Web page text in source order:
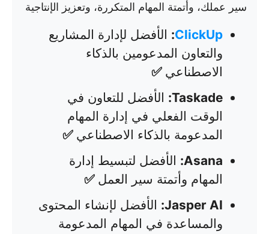
سير عملك، وأتمتة المهام المتكررة، وتعزيز الإنتاجية
ClickUp
: الأفضل لإدارة المشاريع
والتعاون المدعومين بالذكاء
الاصطناعي ✅
Taskade: الأفضل للتعاون في
الوقت الفعلي في إدارة المهام
المدعومة بالذكاء الاصطناعي ✅
Asana: الأفضل لتبسيط إدارة
المهام وأتمتة سير العمل ✅
Jasper AI: الأفضل لإنشاء المحتوى
والمساعدة في المهام المدعومة